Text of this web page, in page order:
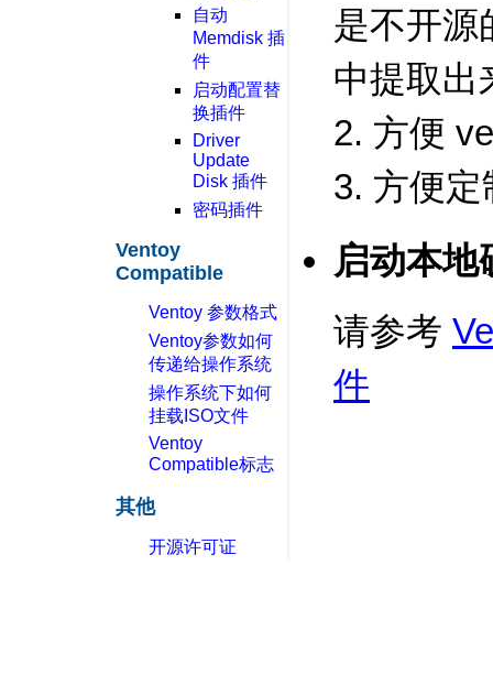
自动
Memdisk 插
件
启动配置替
换插件
Driver
Update
Disk 插件
密码插件
Ventoy
Compatible
Ventoy 参数格式
Ventoy参数如何
传递给操作系统
操作系统下如何
挂载ISO文件
Ventoy
Compatible标志
其他
开源许可证
是不开源
中提取出
2. 方便
3. 方便定
启动本地
请参考
件